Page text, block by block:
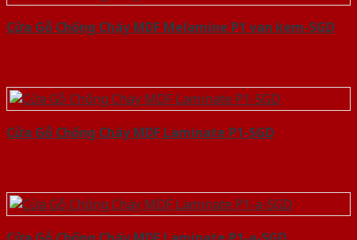
Cửa Gỗ Chống Cháy MDF Melamine P1 van kem-SGD
Cửa Gỗ Chống Cháy MDF Laminate P1-SGD